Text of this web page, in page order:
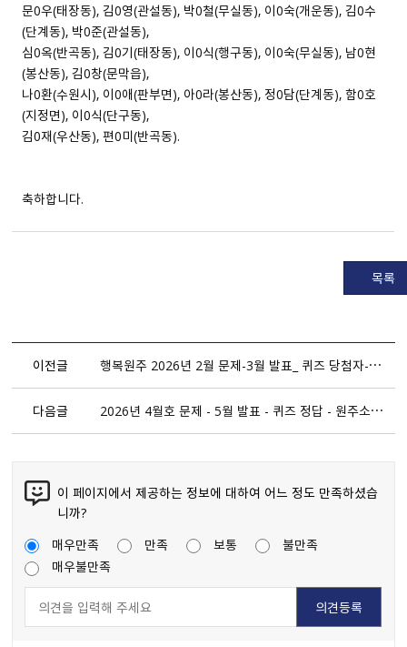
문0우(태장동), 김0영(관설동), 박0철(무실동), 이0숙(개운동), 김0수
(단계동), 박0준(관설동),
심0옥(반곡동), 김0기(태장동), 이0식(행구동), 이0숙(무실동), 남0현
(봉산동), 김0창(문막읍),
나0환(수원시), 이0애(판부면), 아0라(봉산동), 정0담(단계동), 함0호
(지정면), 이0식(단구동),
김0재(우산동), 편0미(반곡동).
축하합니다.
목록
이전글 행복원주 2026년 2월 문제-3월 발표_ 퀴즈 당첨자-정답_ 놀비숲
다음글 2026년 4월호 문제 - 5월 발표 - 퀴즈 정답 - 원주소풍길
이 페이지에서 제공하는 정보에 대하여 어느 정도 만족하셨습
니까?
매우만족
만족 보통
불만족
매우불만족